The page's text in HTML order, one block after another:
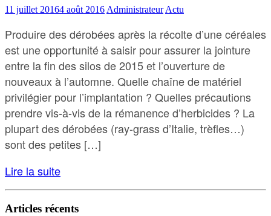
11 juillet 20164 août 2016 Administrateur Actu
Produire des dérobées après la récolte d’une céréales
est une opportunité à saisir pour assurer la jointure
entre la fin des silos de 2015 et l’ouverture de
nouveaux à l’automne. Quelle chaîne de matériel
privilégier pour l’implantation ? Quelles précautions
prendre vis-à-vis de la rémanence d’herbicides ? La
plupart des dérobées (ray-grass d’Italie, trèfles…)
sont des petites […]
Lire la suite
Articles récents